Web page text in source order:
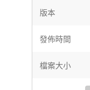
版本
發佈時間
檔案大小